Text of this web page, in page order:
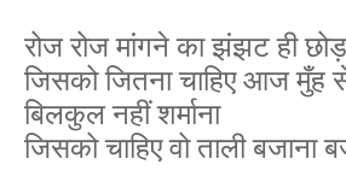
रोज रोज मांगने का झंझट ही
जिसको जितना चाहिए आज मुँह
बिलकुल नहीं शर्माना
जिसको चाहिए वो ताली बजाना